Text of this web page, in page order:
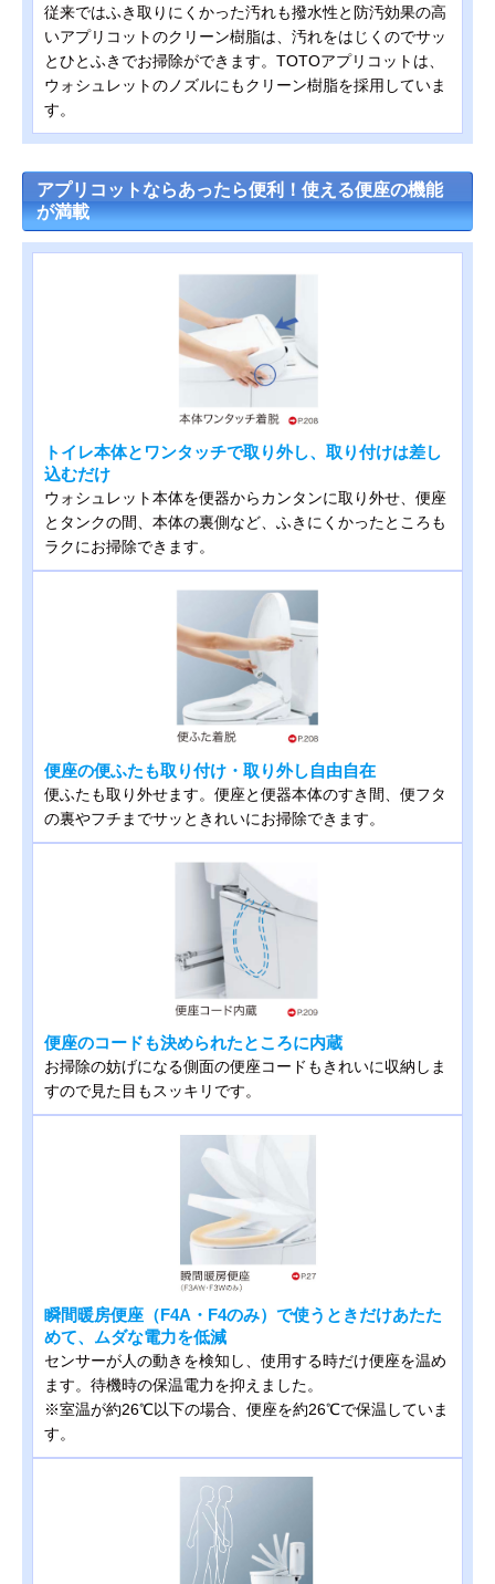
従来ではふき取りにくかった汚れも撥水性と防汚効果の高
いアプリコットのクリーン樹脂は、汚れをはじくのでサッ
とひとふきでお掃除ができます。TOTOアプリコットは、
ウォシュレットのノズルにもクリーン樹脂を採用していま
す。
アプリコットならあったら便利！使える便座の機能
が満載
トイレ本体とワンタッチで取り外し、取り付けは差し
込むだけ
ウォシュレット本体を便器からカンタンに取り外せ、便座
とタンクの間、本体の裏側など、ふきにくかったところも
ラクにお掃除できます。
便座の便ふたも取り付け・取り外し自由自在
便ふたも取り外せます。便座と便器本体のすき間、便フタ
の裏やフチまでサッときれいにお掃除できます。
便座のコードも決められたところに内蔵
お掃除の妨げになる側面の便座コードもきれいに収納しま
すので見た目もスッキリです。
瞬間暖房便座（F4A・F4のみ）で使うときだけあたた
めて、ムダな電力を低減
センサーが人の動きを検知し、使用する時だけ便座を温め
ます。待機時の保温電力を抑えました。
※室温が約26℃以下の場合、便座を約26℃で保温していま
す。